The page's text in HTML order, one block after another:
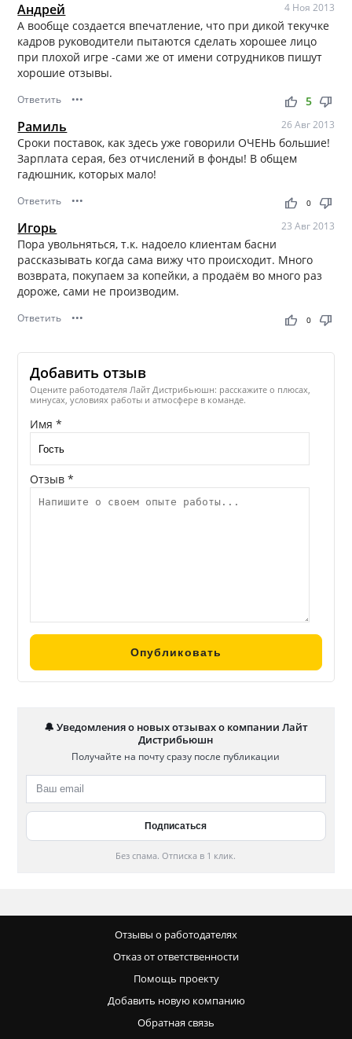
Андрей 4 Ноя 2013
А вообще создается впечатление, что при дикой текучке
кадров руководители пытаются сделать хорошее лицо
при плохой игре -сами же от имени сотрудников пишут
хорошие отзывы.
Ответить ••• thumb_up thumb_down
5
Рамиль 26 Авг 2013
Сроки поставок, как здесь уже говорили ОЧЕНЬ большие!
Зарплата серая, без отчислений в фонды! В общем
гадюшник, которых мало!
Ответить ••• thumb_up thumb_down
0
Игорь 23 Авг 2013
Пора увольняться, т.к. надоело клиентам басни
рассказывать когда сама вижу что происходит. Много
возврата, покупаем за копейки, а продаём во много раз
дороже, сами не производим.
Ответить ••• thumb_up thumb_down
0
Добавить отзыв
Оцените работодателя Лайт Дистрибьюшн: расскажите о плюсах,
минусах, условиях работы и атмосфере в команде.
Имя *
Отзыв *
🔔 Уведомления о новых отзывах о компании Лайт
Дистрибьюшн
Получайте на почту сразу после публикации
Без спама. Отписка в 1 клик.
Отзывы о работодателях
Отказ от ответственности
Помощь проекту
Добавить новую компанию
Обратная связь